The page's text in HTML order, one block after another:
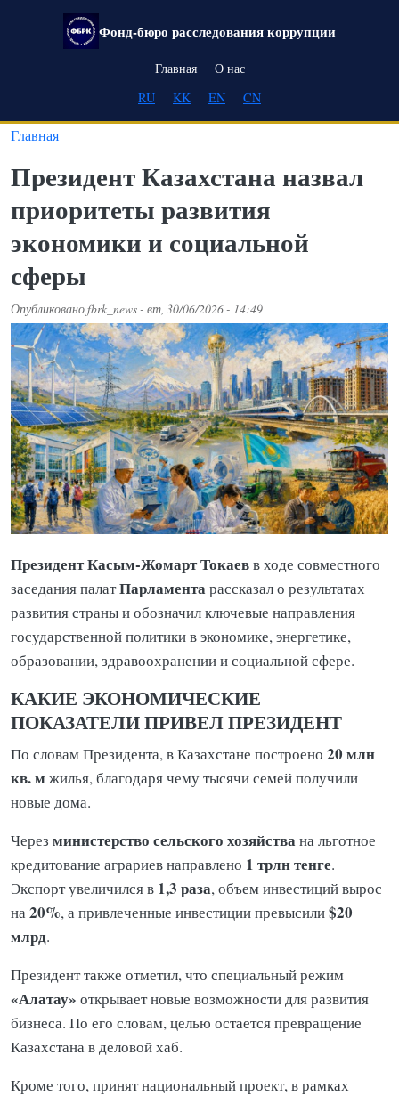
Перейти к основному содержанию
Фонд-бюро расследования коррупции
Main navigation
Главная
О нас
RU
KK EN CN
Главная
Президент Казахстана назвал
приоритеты развития
экономики и социальной
сферы
Опубликованоfbrk_news- вт, 30/06/2026 - 14:49
Президент Касым-Жомарт Токаевв ходе совместного
заседания палатПарламентарассказал о результатах
развития страны и обозначил ключевые направления
государственной политики в экономике, энергетике,
образовании, здравоохранении и социальной сфере.
КАКИЕ ЭКОНОМИЧЕСКИЕ
ПОКАЗАТЕЛИ ПРИВЕЛ ПРЕЗИДЕНТ
По словам Президента, в Казахстане построено 20 млн
кв. м жилья, благодаря чему тысячи семей получили
новые дома.
Через министерство сельского хозяйствана льготное
кредитование аграриев направлено 1 трлн тенге.
Экспорт увеличился в 1,3 раза, объем инвестиций вырос
на 20%, а привлеченные инвестиции превысили$20
млрд.
Президент также отметил, что специальный режим
«Алатау» открывает новые возможности для развития
бизнеса. По его словам, целью остается превращение
Казахстана в деловой хаб.
Кроме того, принят национальный проект, в рамках